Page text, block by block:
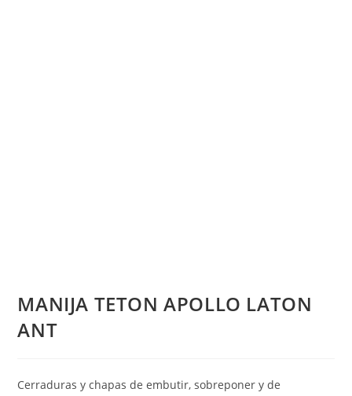
MANIJA TETON APOLLO LATON
ANT
Cerraduras y chapas de embutir, sobreponer y de